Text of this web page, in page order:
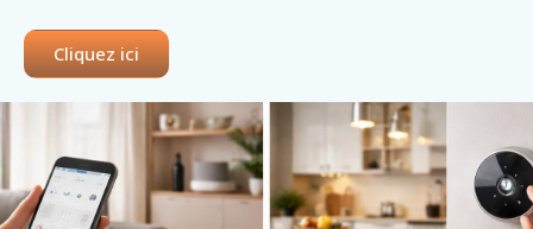
Cliquez ici